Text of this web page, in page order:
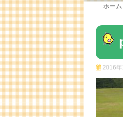
ホーム
2016